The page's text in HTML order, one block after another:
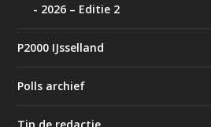
2026 – Editie 2
P2000 IJsselland
Polls archief